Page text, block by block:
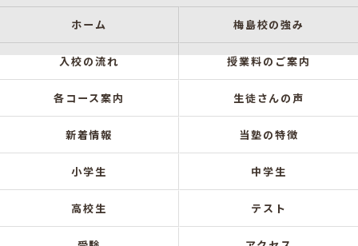
ホーム 梅島校の強み
入校の流れ 授業料のご案内
各コース案内 生徒さんの声
新着情報 当塾の特徴
小学生 中学生
高校生 テスト